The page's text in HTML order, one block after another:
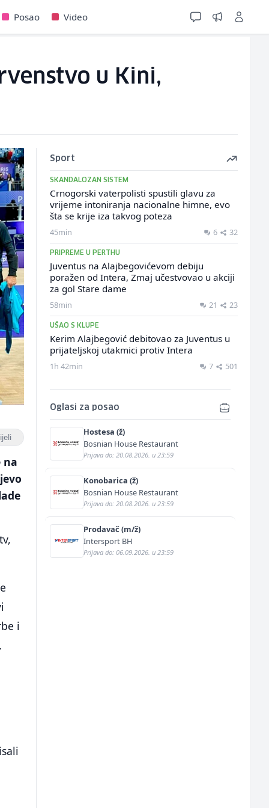
Posao Video
u Kini,
na
i
Sport
SKANDALOZAN SISTEM
Crnogorski vaterpolisti spustili glavu za
vrijeme intoniranja nacionalne himne, evo
šta se krije iza takvog poteza
45min 6 32
PRIPREME U PERTHU
Juventus na Alajbegovićevom debiju
poražen od Intera, Zmaj učestvovao u akciji
za gol Stare dame
58min 21 23
UŠAO S KLUPE
Kerim Alajbegović debitovao za Juventus u
prijateljskoj utakmici protiv Intera
1h 42min 7 501
Oglasi za posao
Hostesa (ž)
Bosnian House Restaurant
Prijava do: 20.08.2026. u 23:59
Konobarica (ž)
Bosnian House Restaurant
Prijava do: 20.08.2026. u 23:59
Prodavač (m/ž)
Intersport BH
Prijava do: 06.09.2026. u 23:59